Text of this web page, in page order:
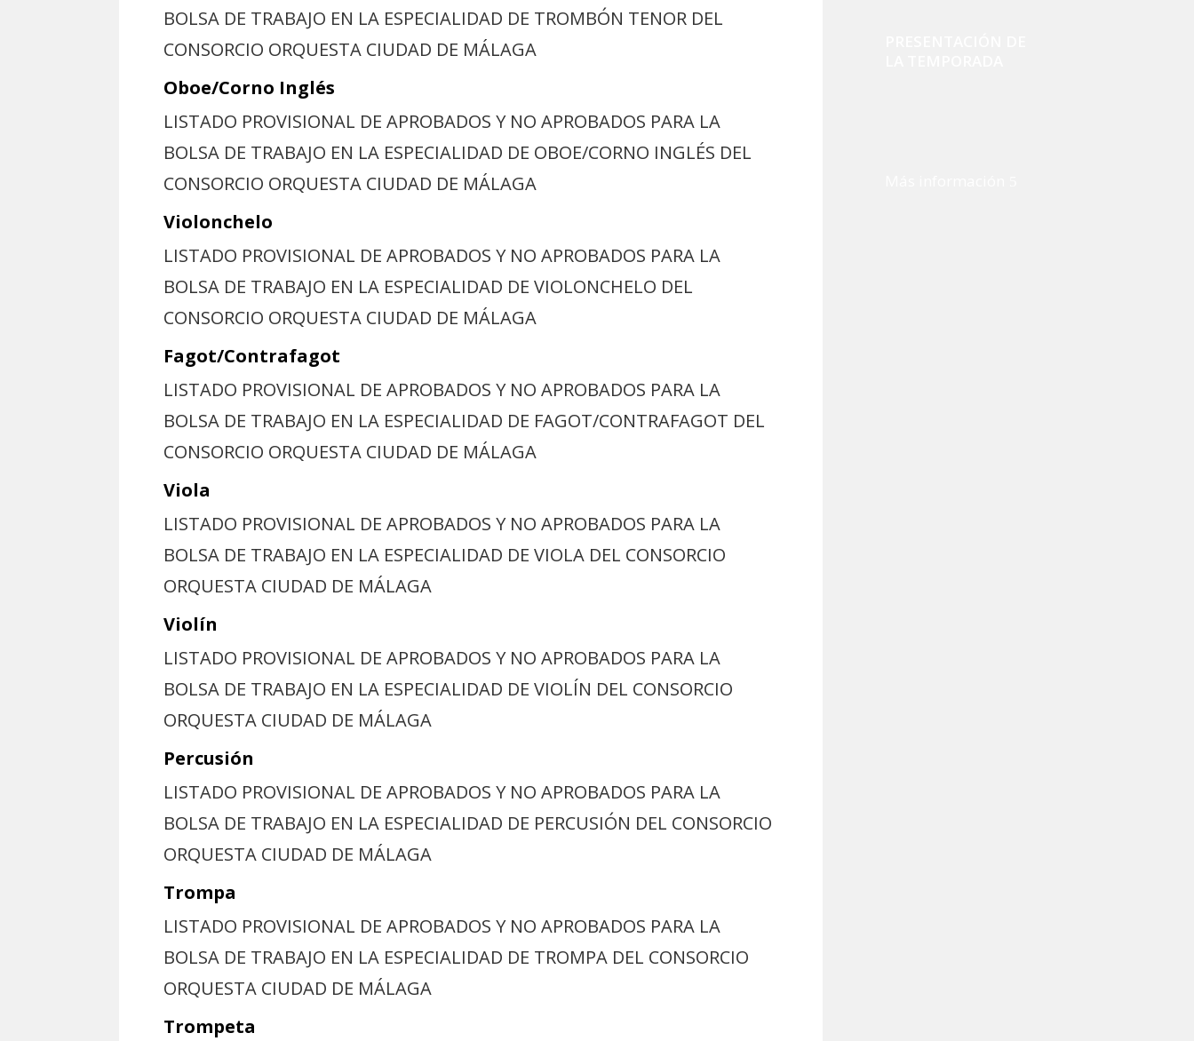
BOLSA DE TRABAJO EN LA ESPECIALIDAD DE TROMBÓN TENOR DEL
CONSORCIO ORQUESTA CIUDAD DE MÁLAGA
Oboe/Corno Inglés
LISTADO PROVISIONAL DE APROBADOS Y NO APROBADOS PARA LA
BOLSA DE TRABAJO EN LA ESPECIALIDAD DE OBOE/CORNO INGLÉS DEL
CONSORCIO ORQUESTA CIUDAD DE MÁLAGA
Violonchelo
LISTADO PROVISIONAL DE APROBADOS Y NO APROBADOS PARA LA
BOLSA DE TRABAJO EN LA ESPECIALIDAD DE VIOLONCHELO DEL
CONSORCIO ORQUESTA CIUDAD DE MÁLAGA
Fagot/Contrafagot
LISTADO PROVISIONAL DE APROBADOS Y NO APROBADOS PARA LA
BOLSA DE TRABAJO EN LA ESPECIALIDAD DE FAGOT/CONTRAFAGOT DEL
CONSORCIO ORQUESTA CIUDAD DE MÁLAGA
Viola
LISTADO PROVISIONAL DE APROBADOS Y NO APROBADOS PARA LA
BOLSA DE TRABAJO EN LA ESPECIALIDAD DE VIOLA DEL CONSORCIO
ORQUESTA CIUDAD DE MÁLAGA
Violín
LISTADO PROVISIONAL DE APROBADOS Y NO APROBADOS PARA LA
BOLSA DE TRABAJO EN LA ESPECIALIDAD DE VIOLÍN DEL CONSORCIO
ORQUESTA CIUDAD DE MÁLAGA
Percusión
LISTADO PROVISIONAL DE APROBADOS Y NO APROBADOS PARA LA
BOLSA DE TRABAJO EN LA ESPECIALIDAD DE PERCUSIÓN DEL CONSORCIO
ORQUESTA CIUDAD DE MÁLAGA
Trompa
LISTADO PROVISIONAL DE APROBADOS Y NO APROBADOS PARA LA
BOLSA DE TRABAJO EN LA ESPECIALIDAD DE TROMPA DEL CONSORCIO
ORQUESTA CIUDAD DE MÁLAGA
Trompeta